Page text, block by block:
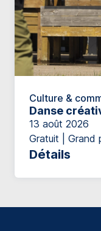
Culture &
Danse
13 août 2026
Gratuit | Grand
Détails